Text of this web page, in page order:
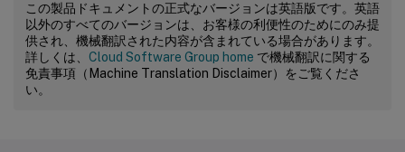
この製品ドキュメントの正式なバージョンは英語版です。英語
以外のすべてのバージョンは、お客様の利便性のためにのみ提
供され、機械翻訳された内容が含まれている場合があります。
詳しくは、 Cloud Software Group home で機械翻訳に関する
免責事項（Machine Translation Disclaimer）をご覧くださ
い。